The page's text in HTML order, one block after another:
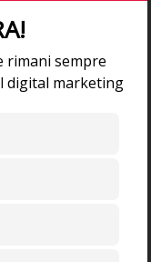
by this
rimani sempre
digital marketing